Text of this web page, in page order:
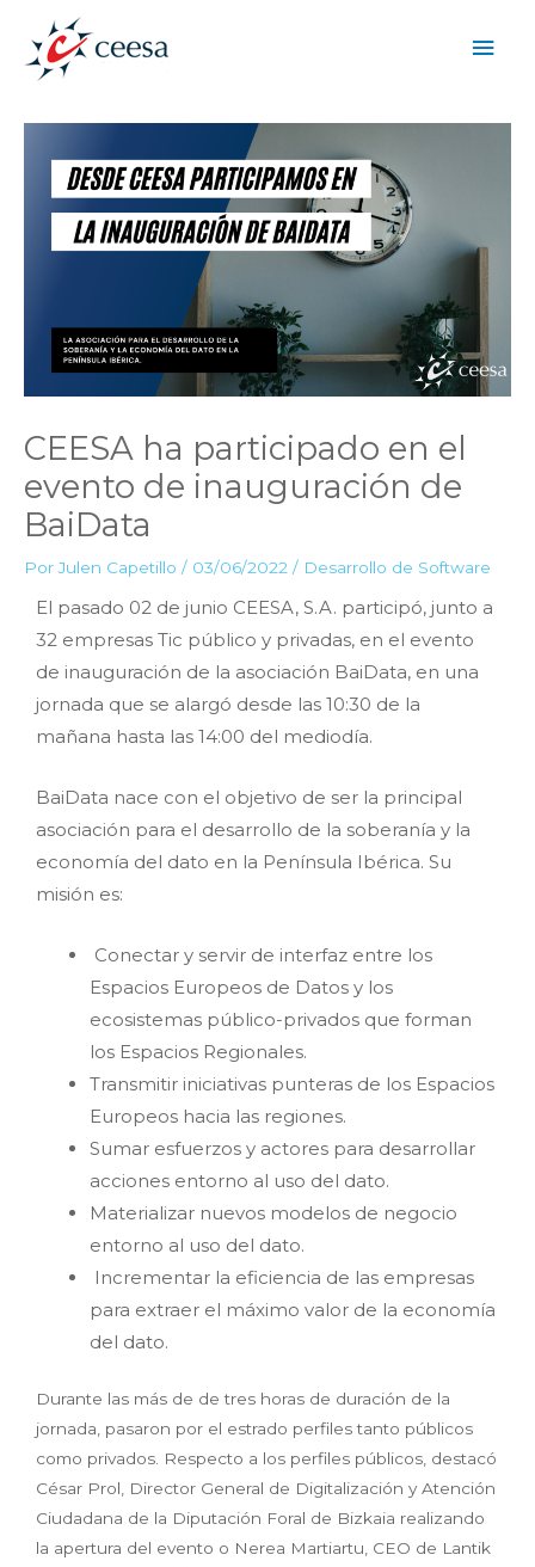
CEESA ha participado en el
evento de inauguración de
BaiData
PorJulen Capetillo / 03/06/2022 / Desarrollo de Software
El pasado 02 de junio CEESA, S.A. participó, junto a
32 empresas Tic público y privadas, en el evento
de inauguración de la asociación BaiData, en una
jornada que se alargó desde las 10:30 de la
mañana hasta las 14:00 del mediodía.
BaiData nace con el objetivo de ser la principal
asociación para el desarrollo de la soberanía y la
economía del dato en la Península Ibérica. Su
misión es:
Conectar y servir de interfaz entre los
Espacios Europeos de Datos y los
ecosistemas público-privados que forman
los Espacios Regionales.
Transmitir iniciativas punteras de los Espacios
Europeos hacia las regiones.
Sumar esfuerzos y actores para desarrollar
acciones entorno al uso del dato.
Materializar nuevos modelos de negocio
entorno al uso del dato.
Incrementar la eficiencia de las empresas
para extraer el máximo valor de la economía
del dato.
Durante las más de de tres horas de duración de la
jornada, pasaron por el estrado perfiles tanto públicos
como privados. Respecto a los perfiles públicos, destacó
César Prol, Director General de Digitalización y Atención
Ciudadana de la Diputación Foral de Bizkaia realizando
la apertura del evento o Nerea Martiartu, CEO de Lantik